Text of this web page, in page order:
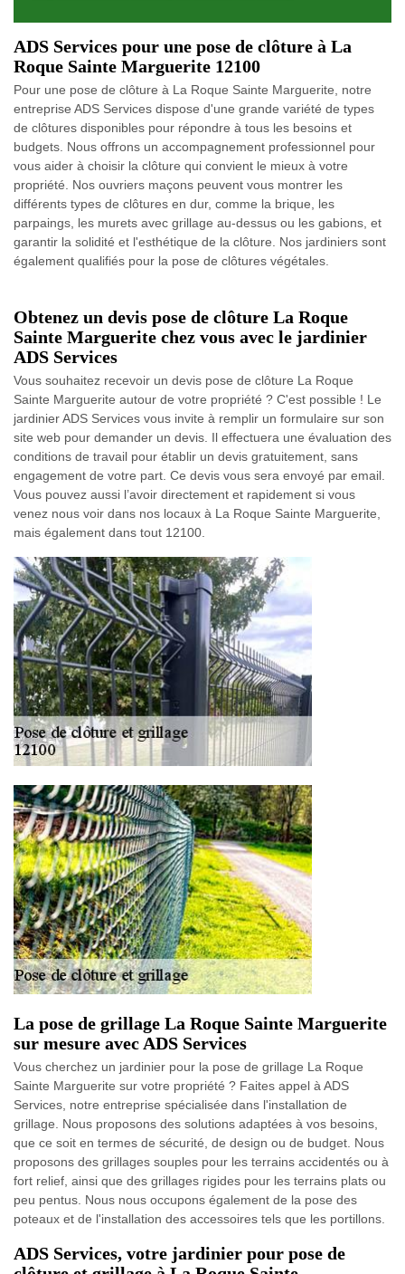
ADS Services pour une pose de clôture à La
Roque Sainte Marguerite 12100
Pour une pose de clôture à La Roque Sainte Marguerite, notre
entreprise ADS Services dispose d'une grande variété de types
de clôtures disponibles pour répondre à tous les besoins et
budgets. Nous offrons un accompagnement professionnel pour
vous aider à choisir la clôture qui convient le mieux à votre
propriété. Nos ouvriers maçons peuvent vous montrer les
différents types de clôtures en dur, comme la brique, les
parpaings, les murets avec grillage au-dessus ou les gabions, et
garantir la solidité et l'esthétique de la clôture. Nos jardiniers sont
également qualifiés pour la pose de clôtures végétales.
Obtenez un devis pose de clôture La Roque
Sainte Marguerite chez vous avec le jardinier
ADS Services
Vous souhaitez recevoir un devis pose de clôture La Roque
Sainte Marguerite autour de votre propriété ? C'est possible ! Le
jardinier ADS Services vous invite à remplir un formulaire sur son
site web pour demander un devis. Il effectuera une évaluation des
conditions de travail pour établir un devis gratuitement, sans
engagement de votre part. Ce devis vous sera envoyé par email.
Vous pouvez aussi l’avoir directement et rapidement si vous
venez nous voir dans nos locaux à La Roque Sainte Marguerite,
mais également dans tout 12100.
La pose de grillage La Roque Sainte Marguerite
sur mesure avec ADS Services
Vous cherchez un jardinier pour la pose de grillage La Roque
Sainte Marguerite sur votre propriété ? Faites appel à ADS
Services, notre entreprise spécialisée dans l'installation de
grillage. Nous proposons des solutions adaptées à vos besoins,
que ce soit en termes de sécurité, de design ou de budget. Nous
proposons des grillages souples pour les terrains accidentés ou à
fort relief, ainsi que des grillages rigides pour les terrains plats ou
peu pentus. Nous nous occupons également de la pose des
poteaux et de l'installation des accessoires tels que les portillons.
ADS Services, votre jardinier pour pose de